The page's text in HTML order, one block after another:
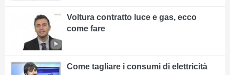
Voltura contratto luce e gas, ecco
come fare
Come tagliare i consumi di elettricità